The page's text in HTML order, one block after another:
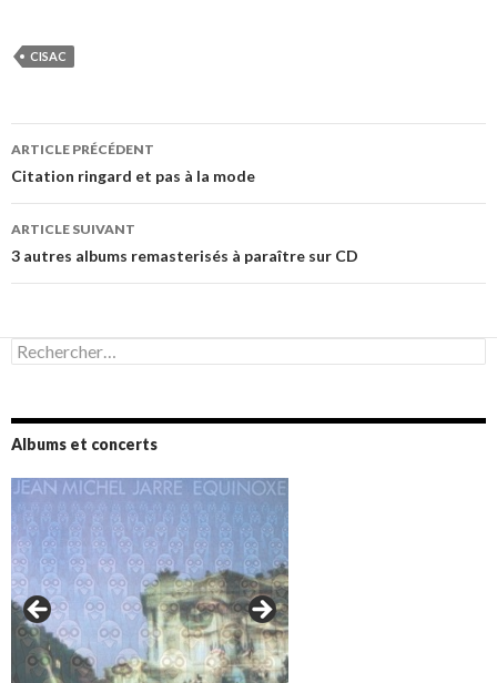
CISAC
Navigation
des
articles
ARTICLE PRÉCÉDENT
Citation ringard et pas à la mode
ARTICLE SUIVANT
3 autres albums remasterisés à paraître sur CD
Rechercher :
Albums et concerts